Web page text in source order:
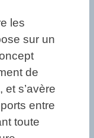
les
sur un
de
et s’avère
entre
toute